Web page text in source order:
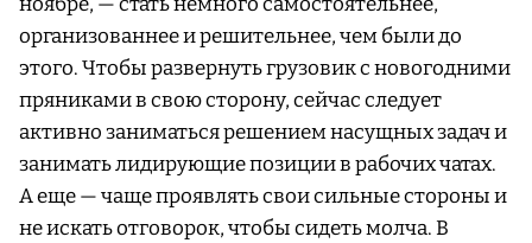
организованнее и решительнее, чем были до
этого. Чтобы развернуть грузовик с новогодними
пряниками в свою сторону, сейчас следует
активно заниматься решением насущных задач и
занимать лидирующие позиции в рабочих чатах.
А еще — чаще проявлять свои сильные стороны и
не искать отговорок, чтобы сидеть молча. В